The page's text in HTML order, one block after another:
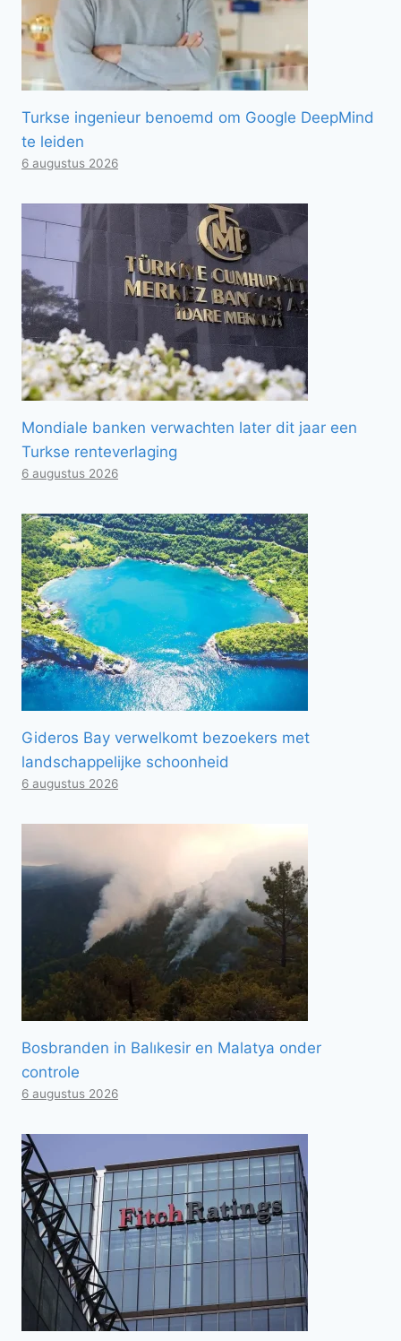
Turkse ingenieur benoemd om Google DeepMind
te leiden
6 augustus 2026
Mondiale banken verwachten later dit jaar een
Turkse renteverlaging
6 augustus 2026
Gideros Bay verwelkomt bezoekers met
landschappelijke schoonheid
6 augustus 2026
Bosbranden in Balıkesir en Malatya onder
controle
6 augustus 2026